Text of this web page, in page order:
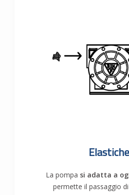
Elastiche
La pompa si adatta a
permette il passaggio